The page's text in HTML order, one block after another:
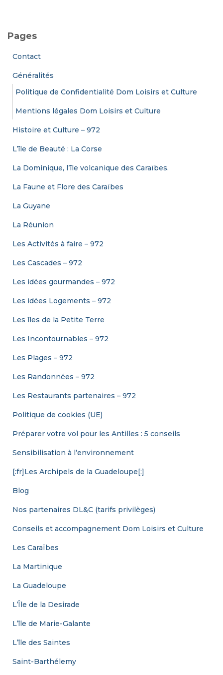
rPages
Contact
Généralités
Politique de Confidentialité Dom Loisirs et Culture
Mentions légales Dom Loisirs et Culture
Histoire et Culture – 972
L’île de Beauté : La Corse
La Dominique, l’île volcanique des Caraïbes.
La Faune et Flore des Caraïbes
La Guyane
La Réunion
Les Activités à faire – 972
Les Cascades – 972
Les idées gourmandes – 972
Les idées Logements – 972
Les îles de la Petite Terre
Les Incontournables – 972
Les Plages – 972
Les Randonnées – 972
Les Restaurants partenaires – 972
Politique de cookies (UE)
Préparer votre vol pour les Antilles : 5 conseils
Sensibilisation à l’environnement
[:fr]Les Archipels de la Guadeloupe[:]
Blog
Nos partenaires DL&C (tarifs privilèges)
Conseils et accompagnement Dom Loisirs et Culture
Les Caraïbes
La Martinique
La Guadeloupe
L’Île de la Desirade
L’île de Marie-Galante
L’île des Saintes
Saint-Barthélemy